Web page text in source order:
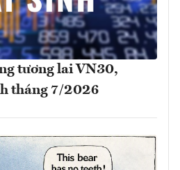
tương lai VN30,
tháng 7/2026